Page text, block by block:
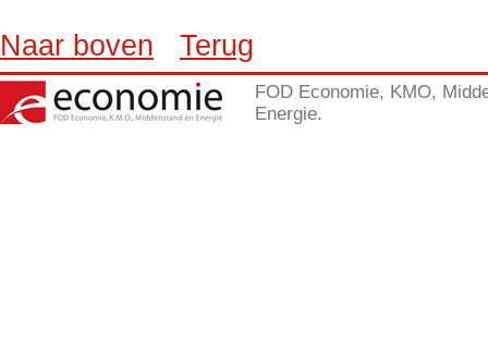
Naar boven Terug
FOD Economie, KMO,
Energie.